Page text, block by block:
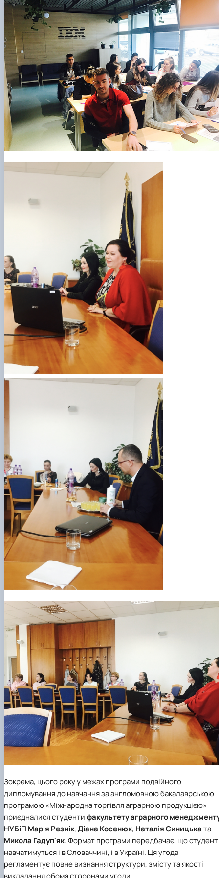
Зокрема, цього року у межах програми подвійного
дипломування до навчання за англомовноюбакалаврською
програмою «Міжнародна торгівля аграрною продукцією»
приєдналися студентифакультету аграрного
НУБіП Марія Резнік,Діана Косенюк, Наталія Синицьката
Микола Гадуп'як. Формат програми передбачає, що
навчатимуться і в Словаччині, і в Україні. Ця угода
регламентує повне визнання структури, змісту та якості
викладання обома сторонами угоди.